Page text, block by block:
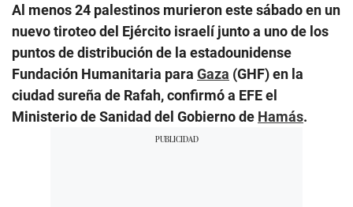
Al menos 24 palestinos murieron este sábado en un
nuevo tiroteo del Ejército israelí junto a uno de los
puntos de distribución de la estadounidense
Fundación Humanitaria para Gaza (GHF) en la
ciudad sureña de Rafah, confirmó a EFE el
Ministerio de Sanidad del Gobierno de Hamás.